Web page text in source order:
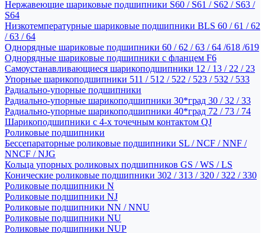
Нержавеющие шариковые подшипники S60 / S61 / S62 / S63 /
S64
Низкотемпературные шариковые подшипники BLS 60 / 61 / 62
/ 63 / 64
Однорядные шариковые подшипники 60 / 62 / 63 / 64 /618 /619
Однорядные шариковые подшипники с фланцем F6
Самоустанавливающиеся шарикоподшипники 12 / 13 / 22 / 23
Упорные шарикоподшипники 511 / 512 / 522 / 523 / 532 / 533
Радиально-упорные подшипники
Радиально-упорные шарикоподшипники 30*град 30 / 32 / 33
Радиально-упорные шарикоподшипники 40*град 72 / 73 / 74
Шарикоподшипники с 4-х точечным контактом QJ
Роликовые подшипники
Бессепараторные роликовые подшипники SL / NCF / NNF /
NNCF / NJG
Кольца упорных роликовых подшипников GS / WS / LS
Конические роликовые подшипники 302 / 313 / 320 / 322 / 330
Роликовые подшипники N
Роликовые подшипники NJ
Роликовые подшипники NN / NNU
Роликовые подшипники NU
Роликовые подшипники NUP